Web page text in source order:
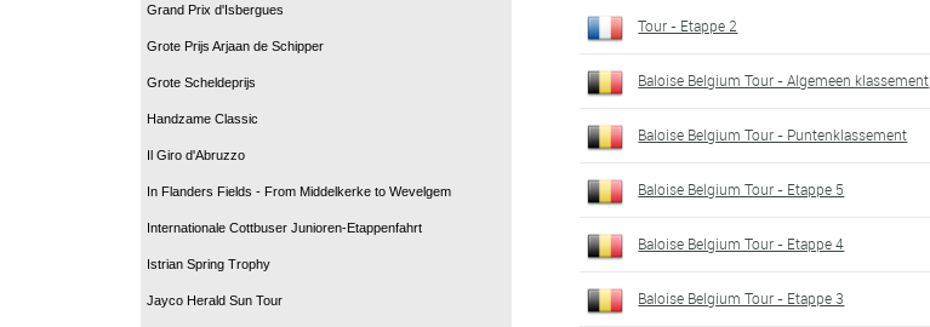
Grand Prix d'Isbergues
Grote Prijs Arjaan de Schipper
Grote Scheldeprijs
Handzame Classic
Il Giro d'Abruzzo
In Flanders Fields - From Middelkerke to Wevelgem
Internationale Cottbuser Junioren-Etappenfahrt
Istrian Spring Trophy
Jayco Herald Sun Tour
Tour - Etappe 2
Baloise Belgium Tour - Algemeen klassement
Baloise Belgium Tour - Puntenklassement
Baloise Belgium Tour - Etappe 5
Baloise Belgium Tour - Etappe 4
Baloise Belgium Tour - Etappe 3